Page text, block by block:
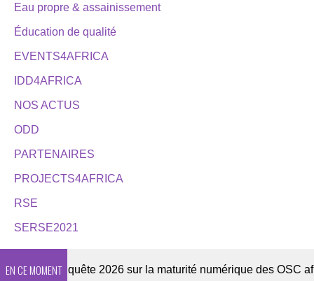
Eau propre & assainissement
Éducation de qualité
EVENTS4AFRICA
IDD4AFRICA
NOS ACTUS
ODD
PARTENAIRES
PROJECTS4AFRICA
RSE
SERSE2021
EN CE MOMENT
Enquête 2026 sur la maturité numérique des OSC